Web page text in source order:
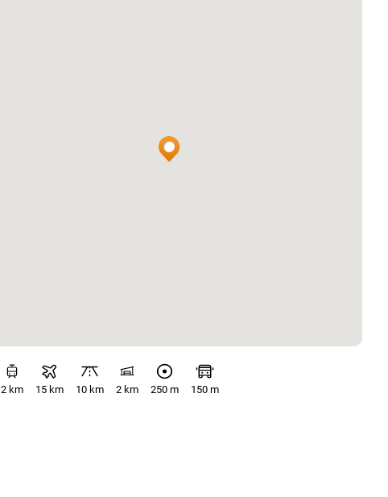
2 km 15 km 10 km 2 km 250 m 150 m